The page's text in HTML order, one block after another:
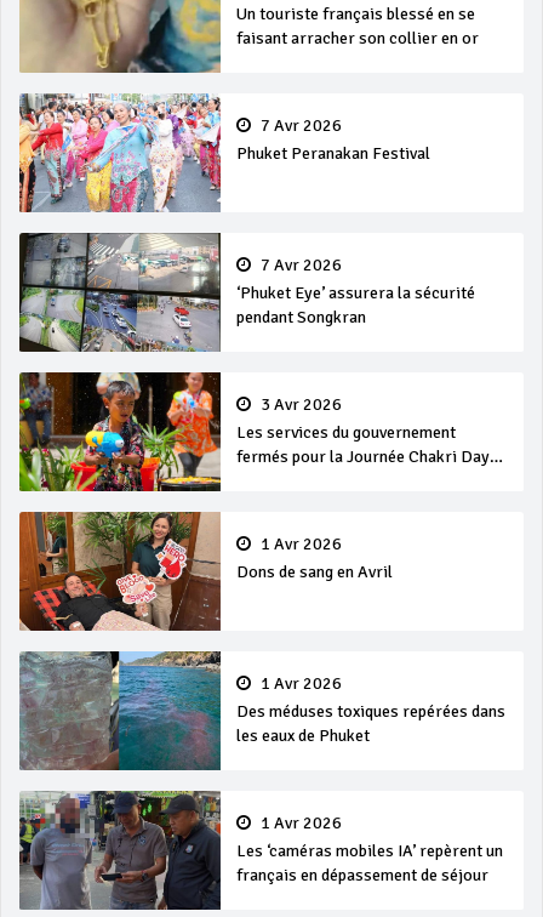
Un touriste français blessé en se
faisant arracher son collier en or
7 Avr 2026
Phuket Peranakan Festival
7 Avr 2026
‘Phuket Eye’ assurera la sécurité
pendant Songkran
3 Avr 2026
Les services du gouvernement
fermés pour la Journée Chakri Day
1 Avr 2026
Dons de sang en Avril
1 Avr 2026
Des méduses toxiques repérées dans
les eaux de Phuket
1 Avr 2026
Les ‘caméras mobiles IA’ repèrent un
français en dépassement de séjour